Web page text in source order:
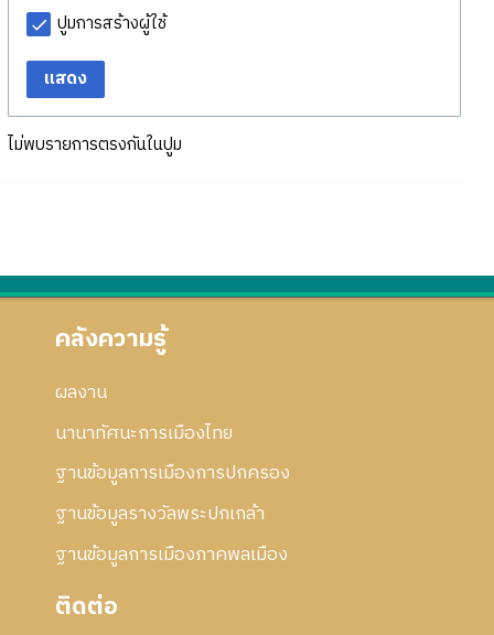
ปูมการสร้างผู้ใช้
แสดง
ไม่พบรายการตรงกันในปูม
คลังความรู้
ผลงาน
นานาทัศนะการเมืองไทย
ฐานข้อมูลการเมืองการปกครอง
ฐานข้อมูลรางวัลพระปกเกล้า
ฐานข้อมูลการเมืองภาคพลเมือง
ติดต่อ